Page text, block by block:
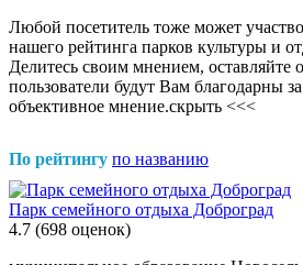
Любой посетитель тоже может
нашего рейтинга парков культуры и
Делитесь своим мнением,
пользователи будут Вам благодарны
объективное мнение.скрыть <<<
По рейтингу по названию
Парк семейного отдыха Доброград
4.7 (698 оценок)